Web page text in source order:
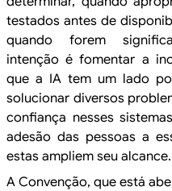
testados antes de
quando forem
intenção é fomentar a
que a IA tem um lado
solucionar diversos
confiança nesses
adesão das pessoas a
estas ampliem seu alcance.
A Convenção, que está